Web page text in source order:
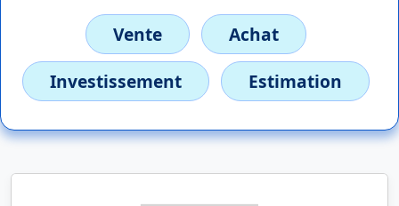
Vente
Achat
Investissement
Estimation